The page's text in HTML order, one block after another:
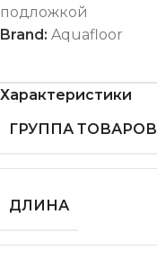
подложкой
Brand: Aquafloor
Характеристики
ГРУППА ТОВАРОВ
ДЛИНА